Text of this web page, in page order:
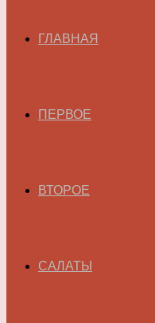
ГЛАВНАЯ
ПЕРВОЕ
ВТОРОЕ
САЛАТЫ